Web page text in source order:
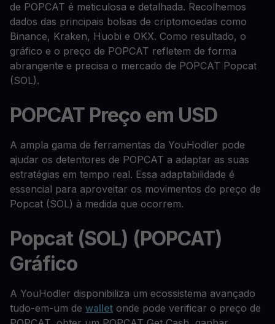
de POPCAT é meticulosa e detalhada. Recolhemos
dados das principais bolsas de criptomoedas como
Binance, Kraken, Huobi e OKX. Como resultado, o
gráfico e o preço de POPCAT refletem de forma
abrangente e precisa o mercado de POPCAT Popcat
(SOL).
POPCAT Preço em USD
A ampla gama de ferramentas da YouHodler pode
ajudar os detentores de POPCAT a adaptar as suas
estratégias em tempo real. Essa adaptabilidade é
essencial para aproveitar os movimentos do preço de
Popcat (SOL) à medida que ocorrem.
Popcat (SOL) (POPCAT)
Gráfico
A YouHodler disponibiliza um ecossistema avançado
tudo-em-um de wallet onde pode verificar o preço de